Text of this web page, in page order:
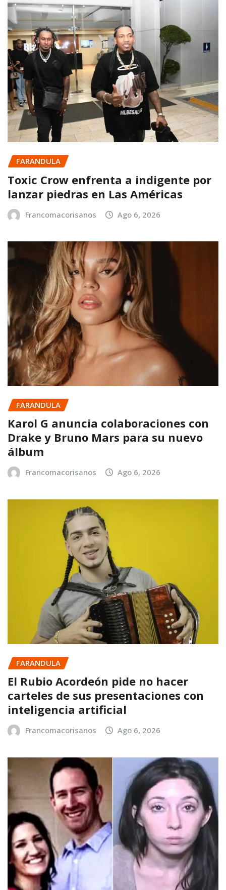
FARANDULA
Toxic Crow enfrenta a indigente por
lanzar piedras en Las Américas
Francomacorisanos Ago 6, 2026
FARANDULA
Karol G anuncia colaboraciones con
Drake y Bruno Mars para su nuevo
álbum
Francomacorisanos Ago 6, 2026
FARANDULA
El Rubio Acordeón pide no hacer
carteles de sus presentaciones con
inteligencia artificial
Francomacorisanos Ago 6, 2026